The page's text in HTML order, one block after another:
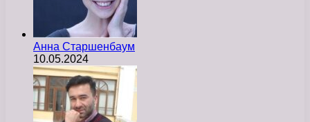
Анна Старшенбаум
10.05.2024